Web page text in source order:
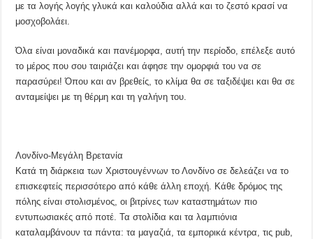
με τα λογής λογής γλυκά και καλούδια αλλά και το ζεστό κρασί να
μοσχοβολάει.
Όλα είναι μοναδικά και πανέμορφα, αυτή την περίοδο, επέλεξε αυτό
το μέρος που σου ταιριάζει και άφησε την ομορφιά του να σε
παρασύρει! Όπου και αν βρεθείς, το κλίμα θα σε ταξιδέψει και θα σε
ανταμείψει με τη θέρμη και τη γαλήνη του.
Λονδίνο-Μεγάλη Βρετανία
Κατά τη διάρκεια των Χριστουγέννων το Λονδίνο σε δελεάζει να το
επισκεφτείς περισσότερο από κάθε άλλη εποχή. Κάθε δρόμος της
πόλης είναι στολισμένος, οι βιτρίνες των καταστημάτων πιο
εντυπωσιακές από ποτέ. Τα στολίδια και τα λαμπιόνια
καταλαμβάνουν τα πάντα: τα μαγαζιά, τα εμπορικά κέντρα, τις pub,